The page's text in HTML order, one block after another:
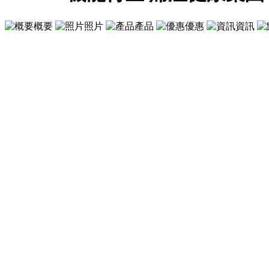
概要 照片 產品 優惠 資訊